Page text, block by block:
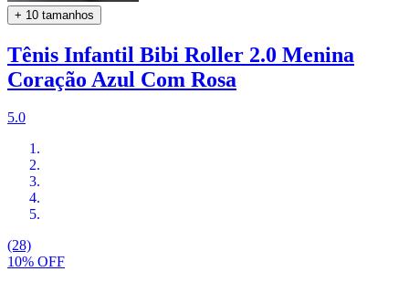
+ 10 tamanhos
Tênis Infantil Bibi Roller 2.0 Menina
Coração Azul Com Rosa
5.0
(28)
10% OFF